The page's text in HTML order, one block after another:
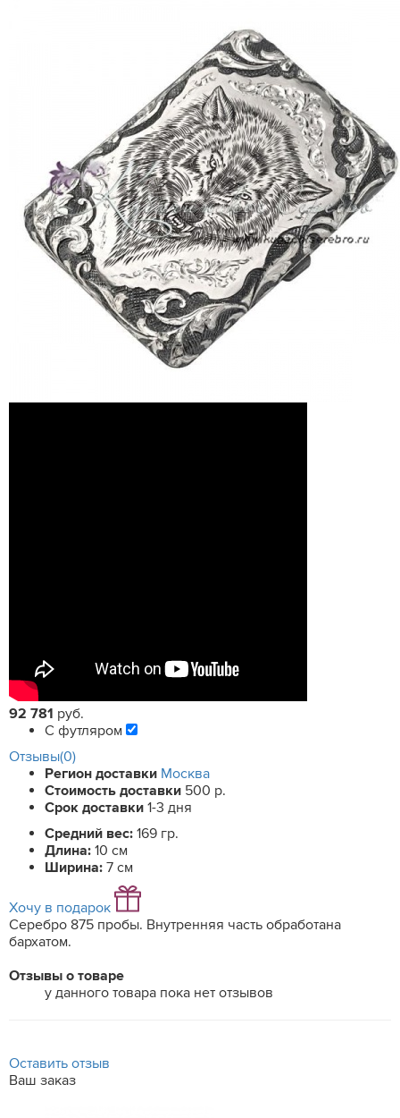
92 781 руб.
С футляром
Отзывы(0)
Регион доставки Москва
Стоимость доставки 500 р.
Срок доставки 1-3 дня
Средний вес: 169 гр.
Длина: 10 см
Ширина: 7 см
Хочу в подарок
Серебро 875 пробы. Внутренняя часть обработана
бархатом.
Отзывы о товаре
у данного товара пока нет отзывов
Оставить отзыв
Ваш заказ